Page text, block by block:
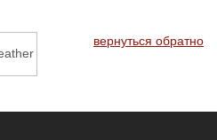
вернуться обратно